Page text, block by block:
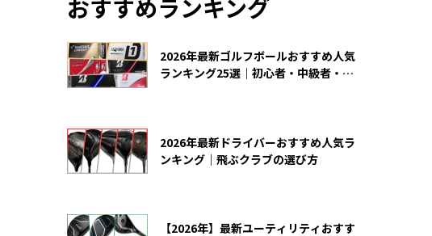
おすすめランキング
2026年最新ゴルフボールおすすめ人気
ランキング25選｜初心者・中級者・上
2026年最新ドライバーおすすめ人気ラ
ンキング｜飛ぶクラブの選び方
【2026年】最新ユーティリティおすす